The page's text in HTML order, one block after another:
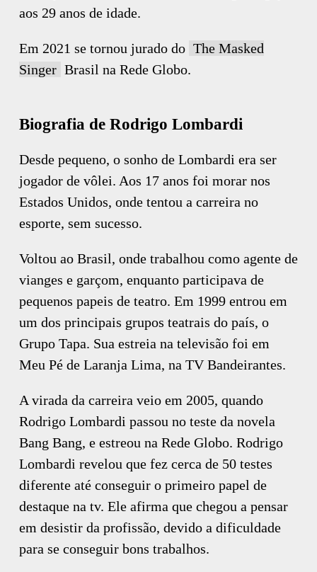
aos 29 anos de idade.
Em 2021 se tornou jurado do The Masked
Singer Brasil na Rede Globo.
Biografia de Rodrigo Lombardi
Desde pequeno, o sonho de Lombardi era ser
jogador de vôlei. Aos 17 anos foi morar nos
Estados Unidos, onde tentou a carreira no
esporte, sem sucesso.
Voltou ao Brasil, onde trabalhou como agente de
vianges e garçom, enquanto participava de
pequenos papeis de teatro. Em 1999 entrou em
um dos principais grupos teatrais do país, o
Grupo Tapa. Sua estreia na televisão foi em
Meu Pé de Laranja Lima, na TV Bandeirantes.
A virada da carreira veio em 2005, quando
Rodrigo Lombardi passou no teste da novela
Bang Bang, e estreou na Rede Globo. Rodrigo
Lombardi revelou que fez cerca de 50 testes
diferente até conseguir o primeiro papel de
destaque na tv. Ele afirma que chegou a pensar
em desistir da profissão, devido a dificuldade
para se conseguir bons trabalhos.